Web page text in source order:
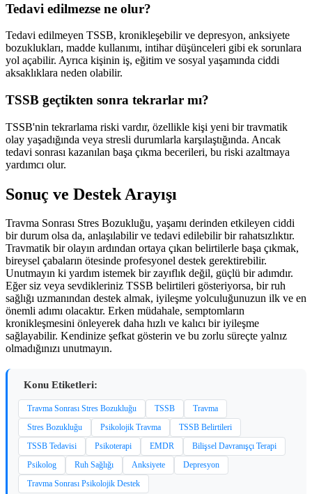
Tedavi edilmezse ne olur?
Tedavi edilmeyen TSSB, kronikleşebilir ve depresyon, anksiyete
bozuklukları, madde kullanımı, intihar düşünceleri gibi ek sorunlara
yol açabilir. Ayrıca kişinin iş, eğitim ve sosyal yaşamında ciddi
aksaklıklara neden olabilir.
TSSB geçtikten sonra tekrarlar mı?
TSSB'nin tekrarlama riski vardır, özellikle kişi yeni bir travmatik
olay yaşadığında veya stresli durumlarla karşılaştığında. Ancak
tedavi sonrası kazanılan başa çıkma becerileri, bu riski azaltmaya
yardımcı olur.
Sonuç ve Destek Arayışı
Travma Sonrası Stres Bozukluğu, yaşamı derinden etkileyen ciddi
bir durum olsa da, anlaşılabilir ve tedavi edilebilir bir rahatsızlıktır.
Travmatik bir olayın ardından ortaya çıkan belirtilerle başa çıkmak,
bireysel çabaların ötesinde profesyonel destek gerektirebilir.
Unutmayın ki yardım istemek bir zayıflık değil, güçlü bir adımdır.
Eğer siz veya sevdikleriniz TSSB belirtileri gösteriyorsa, bir ruh
sağlığı uzmanından destek almak, iyileşme yolculuğunuzun ilk ve en
önemli adımı olacaktır. Erken müdahale, semptomların
kronikleşmesini önleyerek daha hızlı ve kalıcı bir iyileşme
sağlayabilir. Kendinize şefkat gösterin ve bu zorlu süreçte yalnız
olmadığınızı unutmayın.
Konu Etiketleri:
Travma Sonrası Stres Bozukluğu TSSB
Travma
Stres Bozukluğu
Psikolojik Travma
TSSB Belirtileri
TSSB Tedavisi
Psikoterapi EMDR
Bilişsel Davranışçı Terapi
Psikolog
Ruh Sağlığı Anksiyete
Depresyon
Travma Sonrası Psikolojik Destek